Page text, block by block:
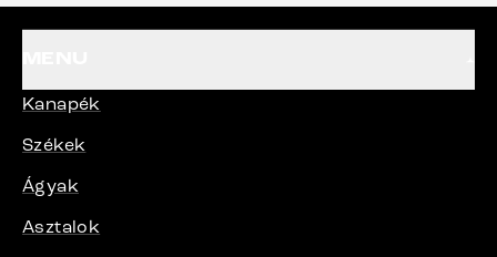
Kanapék
Székek
Ágyak
Asztalok